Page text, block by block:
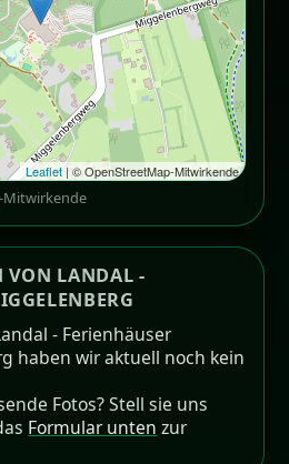
Leaflet| © OpenStreetMap-Mitwirkende
-Mitwirkende
VON LANDAL -
- Ferienhäuser
haben wir aktuell noch kein
Fotos? Stell sie uns
Formular unten zur